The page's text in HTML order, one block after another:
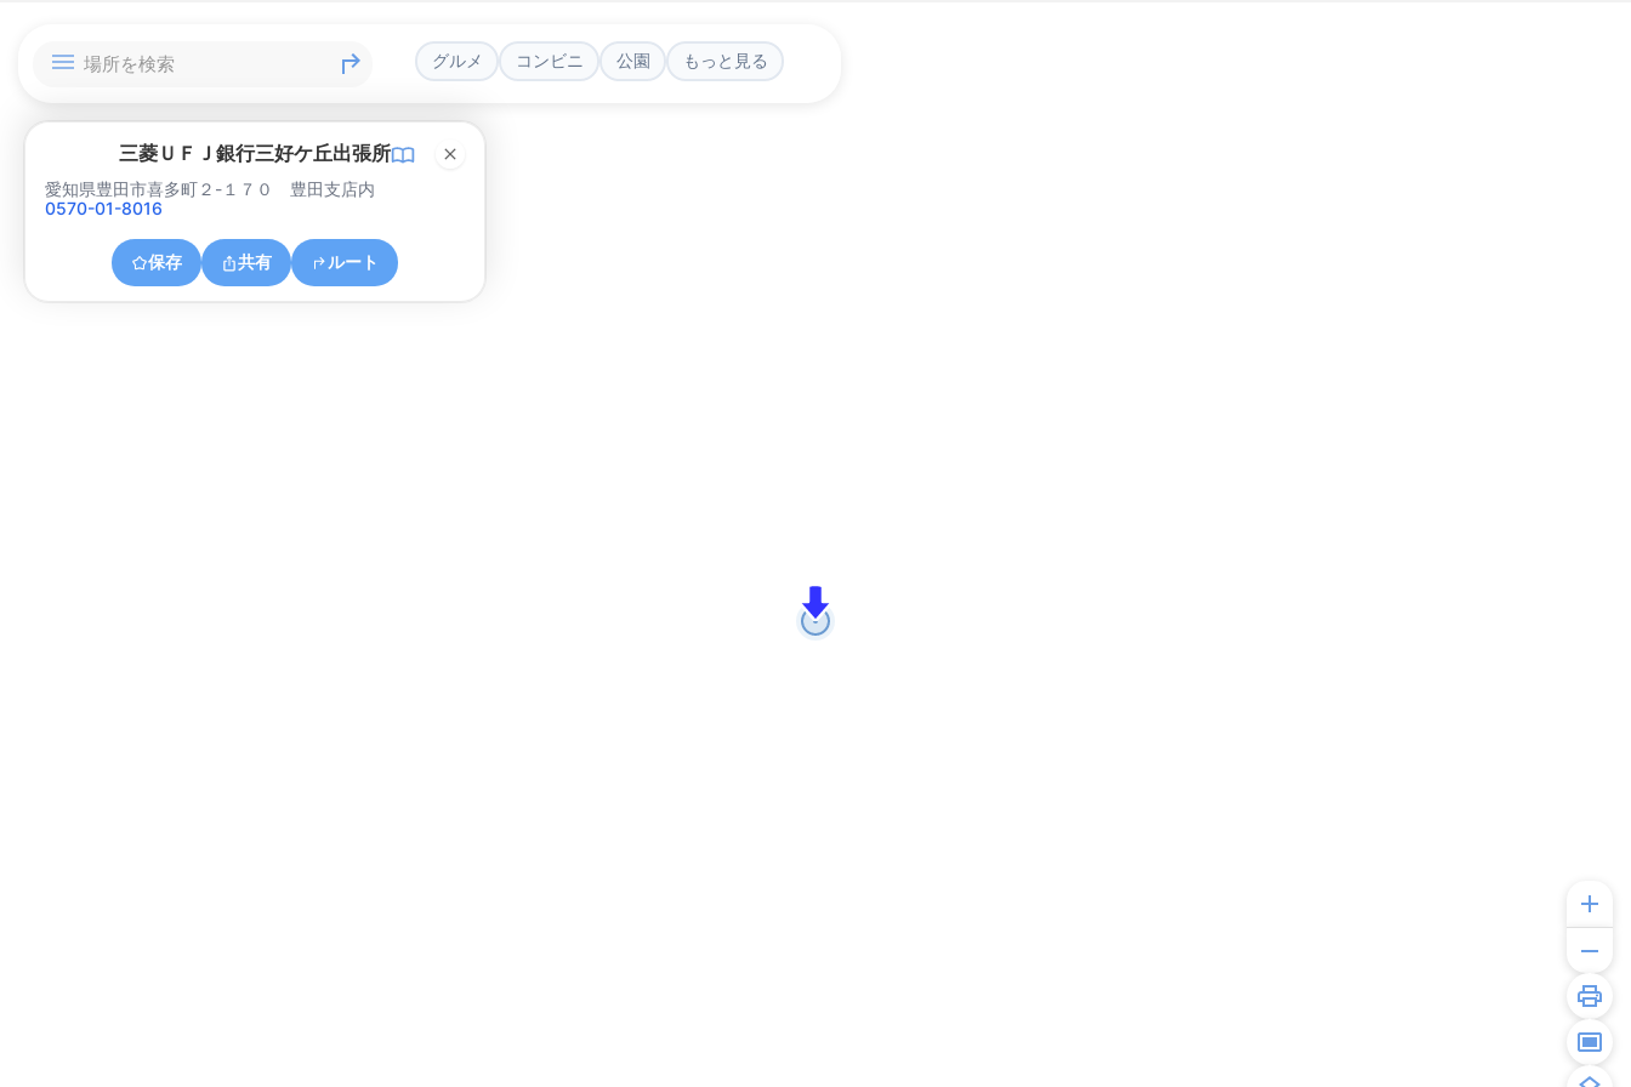
グルメ コンビニ 公園 もっと見る
三菱ＵＦＪ銀行三好ケ丘出張所
愛知県豊田市喜多町２-１７０ 豊田支店内
0570-01-8016
保存 共有 ルート